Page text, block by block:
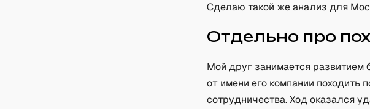
Сделаю такой же анализ для
Отдельно про
Мой друг занимается развитием
от имени его компании походить
сотрудничества. Ход оказался